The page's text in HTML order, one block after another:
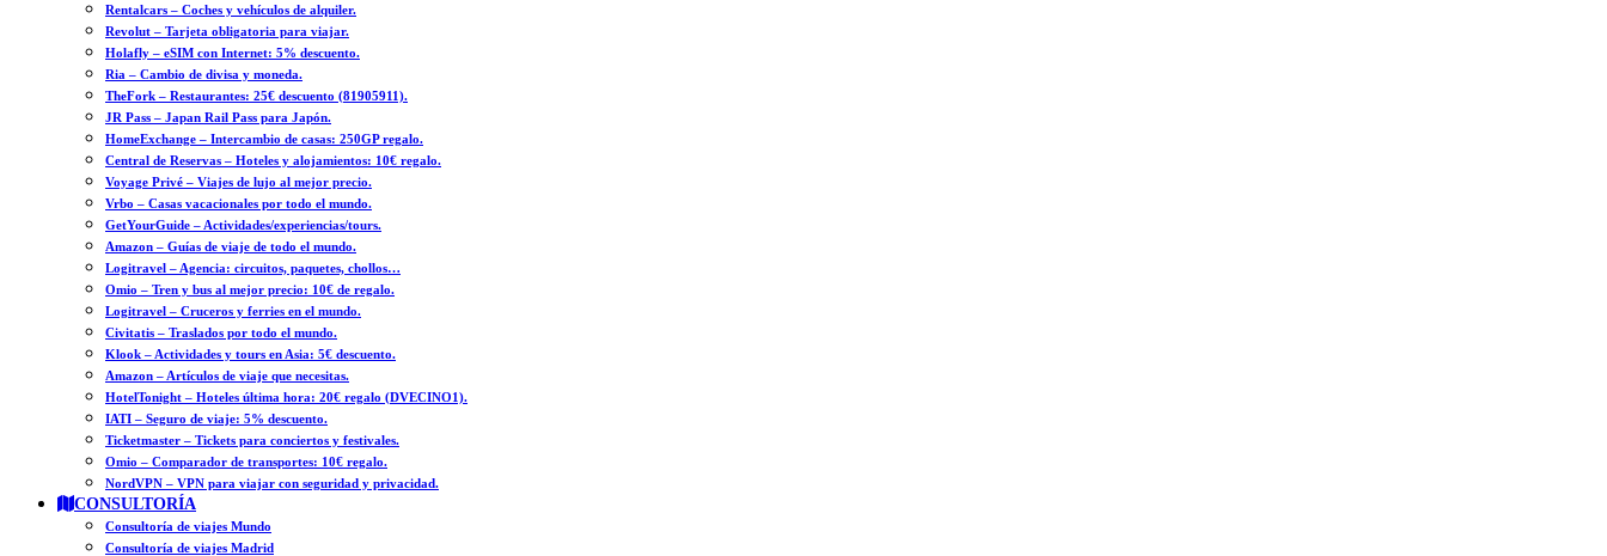
Rentalcars – Coches y vehículos de alquiler.
Revolut – Tarjeta obligatoria para viajar.
Holafly – eSIM con Internet: 5% descuento.
Ria – Cambio de divisa y moneda.
TheFork – Restaurantes: 25€ descuento (81905911).
JR Pass – Japan Rail Pass para Japón.
HomeExchange – Intercambio de casas: 250GP regalo.
Central de Reservas – Hoteles y alojamientos: 10€ regalo.
Voyage Privé – Viajes de lujo al mejor precio.
Vrbo – Casas vacacionales por todo el mundo.
GetYourGuide – Actividades/experiencias/tours.
Amazon – Guías de viaje de todo el mundo.
Logitravel – Agencia: circuitos, paquetes, chollos…
Omio – Tren y bus al mejor precio: 10€ de regalo.
Logitravel – Cruceros y ferries en el mundo.
Civitatis – Traslados por todo el mundo.
Klook – Actividades y tours en Asia: 5€ descuento.
Amazon – Artículos de viaje que necesitas.
HotelTonight – Hoteles última hora: 20€ regalo (DVECINO1).
IATI – Seguro de viaje: 5% descuento.
Ticketmaster – Tickets para conciertos y festivales.
Omio – Comparador de transportes: 10€ regalo.
NordVPN – VPN para viajar con seguridad y privacidad.
CONSULTORÍA
Consultoría de viajes Mundo
Consultoría de viajes Madrid